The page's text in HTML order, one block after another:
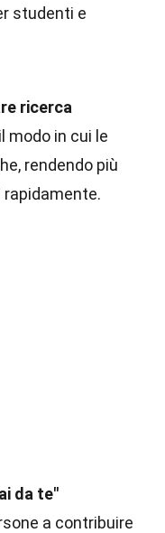
studenti e
ricerca
modo in cui le
rendendo più
da te"
a contribuire